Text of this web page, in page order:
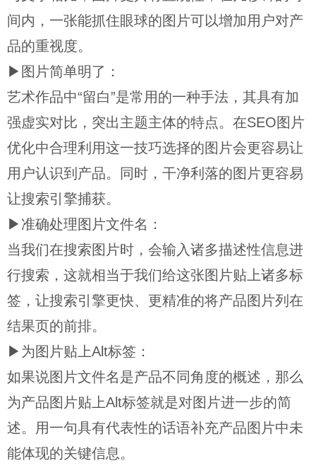
间内，一张能抓住眼球的图片可以增加用户对产
品的重视度。
▶图片简单明了：
艺术作品中“留白”是常用的一种手法，其具有加
强虚实对比，突出主题主体的特点。在SEO图片
优化中合理利用这一技巧选择的图片会更容易让
用户认识到产品。同时，干净利落的图片更容易
让搜索引擎捕获。
▶准确处理图片文件名：
当我们在搜索图片时，会输入诸多描述性信息进
行搜索，这就相当于我们给这张图片贴上诸多标
签，让搜索引擎更快、更精准的将产品图片列在
结果页的前排。
▶为图片贴上Alt标签：
如果说图片文件名是产品不同角度的概述，那么
为产品图片贴上Alt标签就是对图片进一步的简
述。用一句具有代表性的话语补充产品图片中未
能体现的关键信息。